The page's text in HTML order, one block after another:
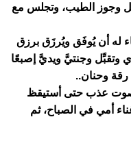
وجوز الطيب، وتجلس مع
له أن يُوفَق ويُرزَق برزق
وتقبِّل وجنتيَّ ويديَّ إصبعًا
وحنان..
عذب حتى أستيقظ
أمي في الصباح، ثم